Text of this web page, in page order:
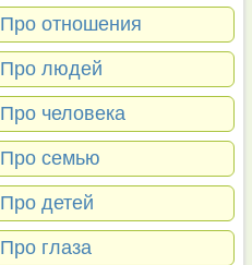
Про отношения
Про людей
Про человека
Про семью
Про детей
Про глаза